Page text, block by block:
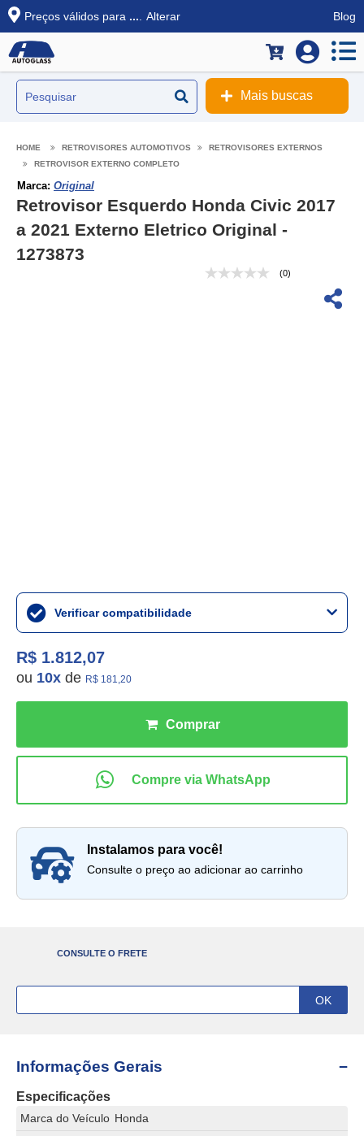
Preços válidos para ... Alterar Blog
Mais buscas
RETROVISORES AUTOMOTIVOS
RETROVISORES EXTERNOS
RETROVISOR EXTERNO COMPLETO
Marca: Original
Retrovisor Esquerdo Honda Civic 2017
a 2021 Externo Eletrico Original -
1273873
(0)
Verificar compatibilidade
R$ 1.812,07
ou 10x de R$ 181,20
instalamos para você!
Consulte o preço ao adicionar ao carrinho
CONSULTE O FRETE
Informações Gerais
Especificações
Marca do Veículo Honda